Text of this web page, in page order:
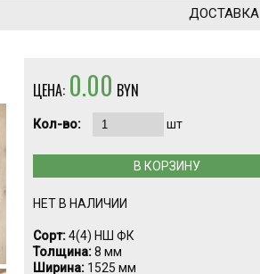
ДОСТАВКА
ЦЕНА: 0.00 BYN
Кол-во: шт
В КОРЗИНУ
НЕТ В НАЛИЧИИ
Сорт:4(4) НШ ФК
Толщина:8 мм
Ширина: 1525 мм